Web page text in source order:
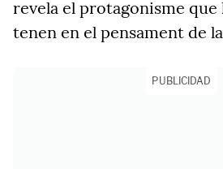
revela el protagonisme que
tenen en el pensament de
PUBLICIDAD